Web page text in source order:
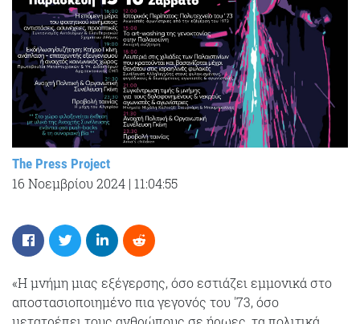
The Press Project
16 Νοεμβρίου 2024 | 11:04:55
«Η μνήμη μιας εξέγερσης, όσο εστιάζει εμμονικά στο
αποστασιοποιημένο πια γεγονός του '73, όσο